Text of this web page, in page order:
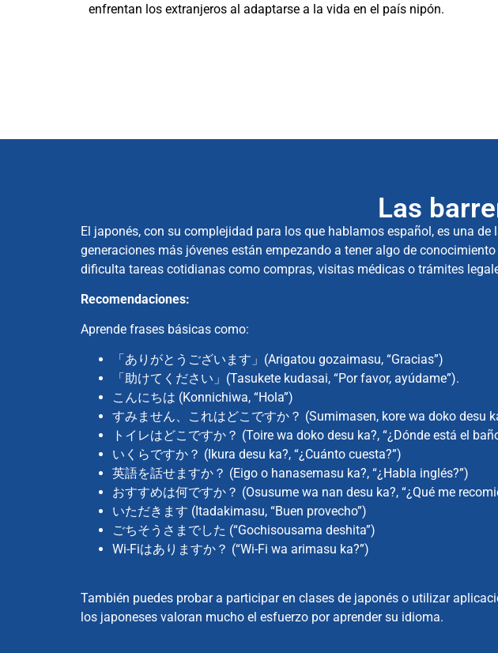
enfrentan los extranjeros al adaptarse a la vida en el país nipón.
Las
El japonés, con su complejidad para los que hablamos español, es una
generaciones más jóvenes están empezando a tener algo de
dificulta tareas cotidianas como compras, visitas médicas o trámites
Recomendaciones:
Aprende frases básicas como:
「ありがとうございます」(Arigatou gozaimasu, “Gracias”)
「助けてください」(Tasukete kudasai, “Por favor, ayúdame”).
こんにちは (Konnichiwa, “Hola”)
すみません、これはどこですか？ (Sumimasen, kore wa doko desu
トイレはどこですか？ (Toire wa doko desu ka?, “¿Dónde está el
いくらですか？ (Ikura desu ka?, “¿Cuánto cuesta?”)
英語を話せますか？ (Eigo o hanasemasu ka?, “¿Habla inglés?”)
おすすめは何ですか？ (Osusume wa nan desu ka?, “¿Qué me
いただきます (Itadakimasu, “Buen provecho”)
ごちそうさまでした (“Gochisousama deshita”)
Wi-Fiはありますか？ (“Wi-Fi wa arimasu ka?”)
También puedes probar a participar en clases de japonés o utilizar
los japoneses valoran mucho el esfuerzo por aprender su idioma.